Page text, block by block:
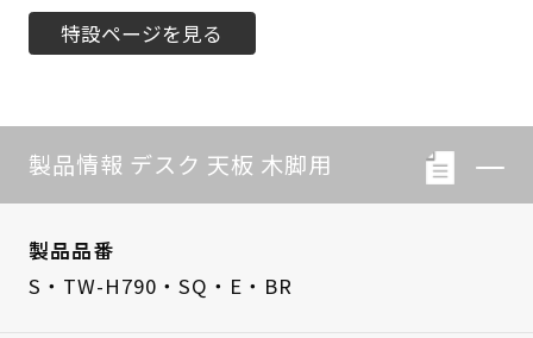
特設ページを見る
製品情報 デスク 天板 木脚用
製品品番
S・TW-H790・SQ・E・BR